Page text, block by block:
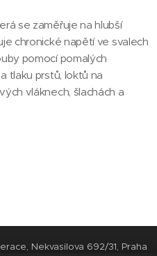
se zaměřuje na hlubší
chronické napětí ve svalech
pomocí pomalých
tlaku prstů, loktů na
vláknech, šlachách a
Nekvasilova 692/31, Praha